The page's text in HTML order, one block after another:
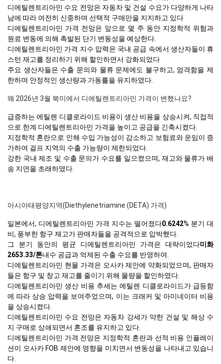
디에틸렌트리아민 수요 전망은 자동차 및 건설 수요가 다양하게 나타
남에 따라 여전히 신중하며 선택적 구매만을 지지하고 있다
디에틸렌트리아민 가격 전망은 앞으로 몇 주 동안 지정학적 위험과
원료 변동에 의해 촉발된 단기 변동성을 예상한다.
디에틸렌트리아민 가격 지수 압력은 국내 공급 속에서 생산자들이 휴
스턴 재고를 정리하기 위해 할인하면서 강화되었다
주요 생산자들은 수출 문의와 물류 문제에도 불구하고, 엄격함을 제
한하며 안정적인 생산량과 가동률을 유지하였다.
왜 2026년 3월 북미에서 디에틸렌트리아민 가격이 변했나요?
급증하는 에틸렌 디클로라이드 비용이 생산 비용을 상승시켜, 직접적
으로 한계 디에틸렌트리아민 가격을 높이고 공급을 긴축시켰다.
지정학적 혼란으로 인해 수입 가능성이 감소하고 보험료와 운임이 증
가하여 걸프 지역의 수출 가능량이 제한되었다.
강한 국내 제조 및 수출 문의가 수요를 일으켰으며, 재고와 물류가 배
송 지연을 초래하였다.
아시아태평양지역(Diethylenetriamine (DETA) 가격)
일본에서, 디에틸렌트리아민 가격 지수는 떨어졌다0.6242% 분기 대
비, 풍부한 항구 재고가 판매자들을 공격적으로 압박했다.
그 분기 동안의 평균 디에틸렌트리아민 가격은 대략이었다미화
2653.33/톤내수 공급과 억제된 수출 수요를 반영하여.
디에틸렌트리아민 현물 가격은 오사카 제안에 약화되었으며, 판매자
들은 항구 및 창고 재고를 줄이기 위해 물량을 할인하였다.
디에틸렌트리아민 생산 비용 추세는 에틸렌 디클로라이드가 급등함
에 따라 상승 압력을 보여주었으며, 이는 크래커 및 아미네이터 비용
을 상승시켰다.
디에틸렌트리아민 수요 전망은 자동차 강세가 약한 건설 및 해상 수
지 구매로 상쇄되면서 혼조를 유지하고 있다.
디에틸렌트리아민 가격 전망은 지정학적 혼란과 선적 비용 인플레이
션이 오사카 FOB 제안에 영향을 미치면서 변동성을 나타내고 있습니
다.